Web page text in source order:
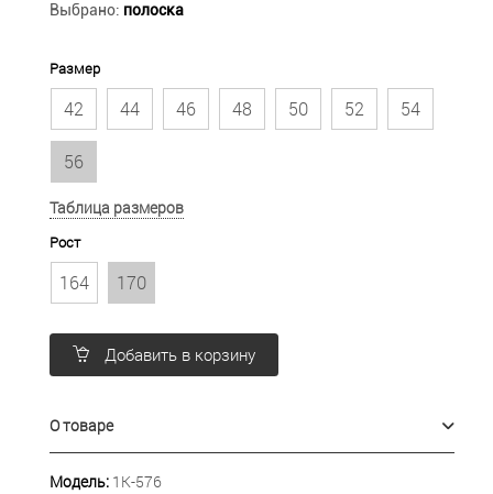
Выбрано: полоска
Размер
42 44 46 48 50 52 54
56
Таблица размеров
Рост
164 170
Добавить в корзину
О товаре
Модель: 1К-576